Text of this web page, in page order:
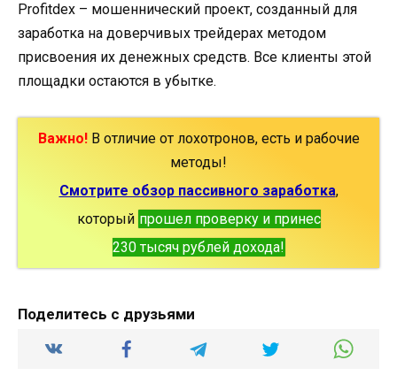
Profitdex – мошеннический проект, созданный для
заработка на доверчивых трейдерах методом
присвоения их денежных средств. Все клиенты этой
площадки остаются в убытке.
Важно!В отличие от лохотронов, есть и рабочие
методы!
Смотрите обзор пассивного заработка,
который прошел проверку и принес
230 тысяч рублей дохода!
Поделитесь с друзьями